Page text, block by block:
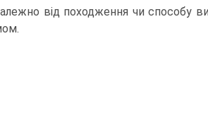
від походження чи способу